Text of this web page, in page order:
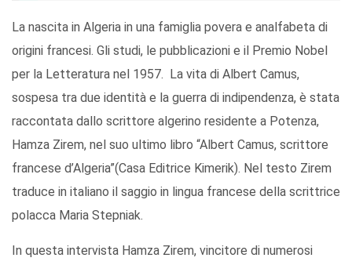
La nascita in Algeria in una famiglia povera e analfabeta di
origini francesi. Gli studi, le pubblicazioni e il Premio Nobel
per la Letteratura nel 1957. La vita di Albert Camus,
sospesa tra due identità e la guerra di indipendenza, è stata
raccontata dallo scrittore algerino residente a Potenza,
Hamza Zirem, nel suo ultimo libro “Albert Camus, scrittore
francese d’Algeria”(Casa Editrice Kimerik). Nel testo Zirem
traduce in italiano il saggio in lingua francese della scrittrice
polacca Maria Stepniak.
In questa intervista Hamza Zirem, vincitore di numerosi